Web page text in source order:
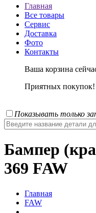
Главная
Все товары
Сервис
Доставка
Фото
Контакты
Ваша корзина
Приятных покупок!
Показывать только
Бампер
369 FAW
Главная
FAW